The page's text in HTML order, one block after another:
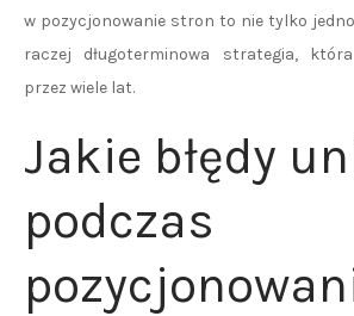
w pozycjonowanie stron to nie tylko
raczej długoterminowa strategia,
przez wiele lat.
Jakie błędy
podczas